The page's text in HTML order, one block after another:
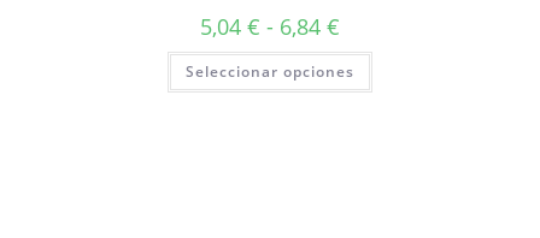
5,04 € - 6,84 €
Seleccionar opciones